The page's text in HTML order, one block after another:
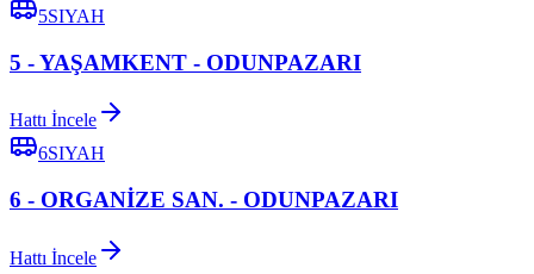
5SIYAH
5 - YAŞAMKENT - ODUNPAZARI
Hattı İncele
6SIYAH
6 - ORGANİZE SAN. - ODUNPAZARI
Hattı İncele